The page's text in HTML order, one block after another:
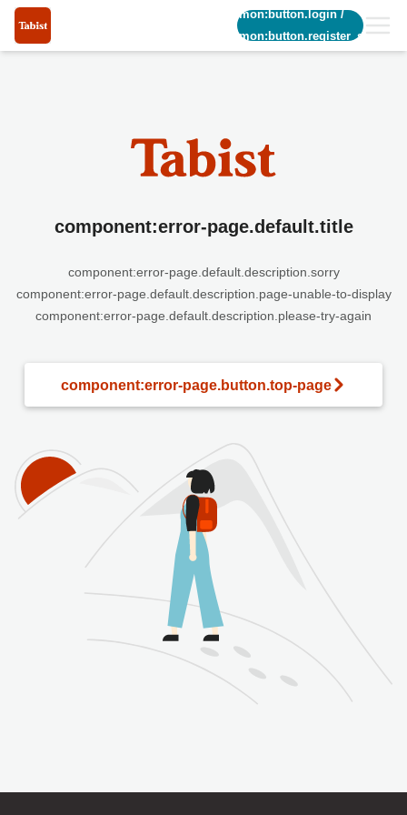
common:button.login/
common:button.register_short
component:error-page.default.title
component:error-page.default.description.sorry
component:error-page.default.description.page-unable-to-display
component:error-page.default.description.please-try-again
component:error-page.button.top-page